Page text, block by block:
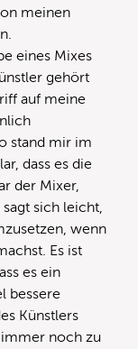
meinen
eines Mixes
gehört
auf meine
stand mir im
dass es die
der Mixer,
sich leicht,
wenn
Es ist
es ein
bessere
Künstlers
immer noch zu